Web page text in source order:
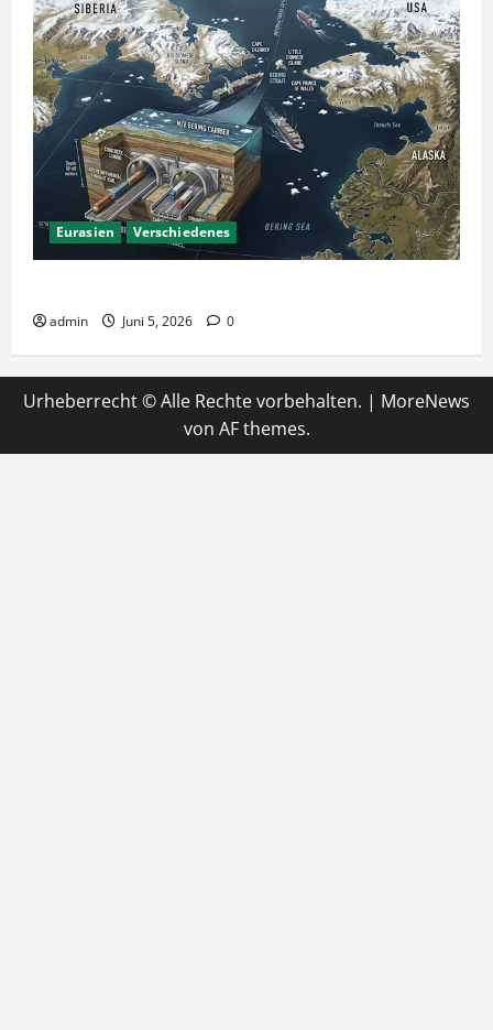
Eurasien Verschiedenes
admin Juni 5, 2026 0
Urheberrecht © Alle Rechte vorbehalten. | MoreNews
von AF themes.